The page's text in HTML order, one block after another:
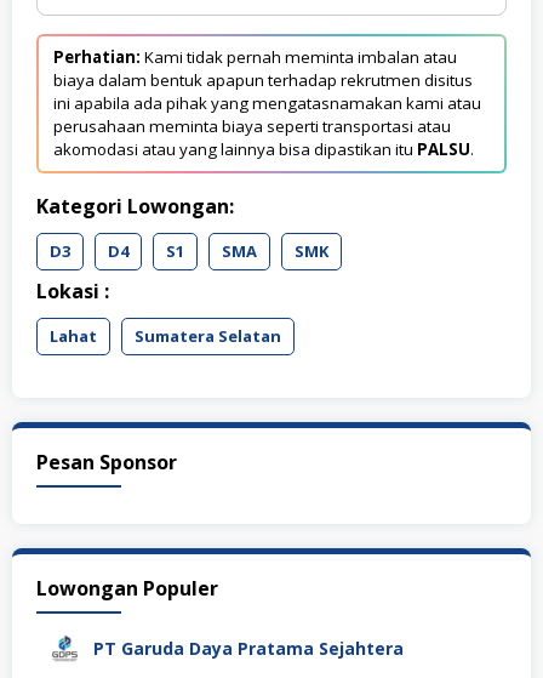
Perhatian: Kami tidak pernah meminta imbalan atau
biaya dalam bentuk apapun terhadap rekrutmen disitus
ini apabila ada pihak yang mengatasnamakan kami atau
perusahaan meminta biaya seperti transportasi atau
akomodasi atau yang lainnya bisa dipastikan itu PALSU.
Kategori Lowongan:
D3 D4 S1 SMA SMK
Lokasi :
Lahat Sumatera Selatan
Pesan Sponsor
Lowongan Populer
PT Garuda Daya Pratama Sejahtera